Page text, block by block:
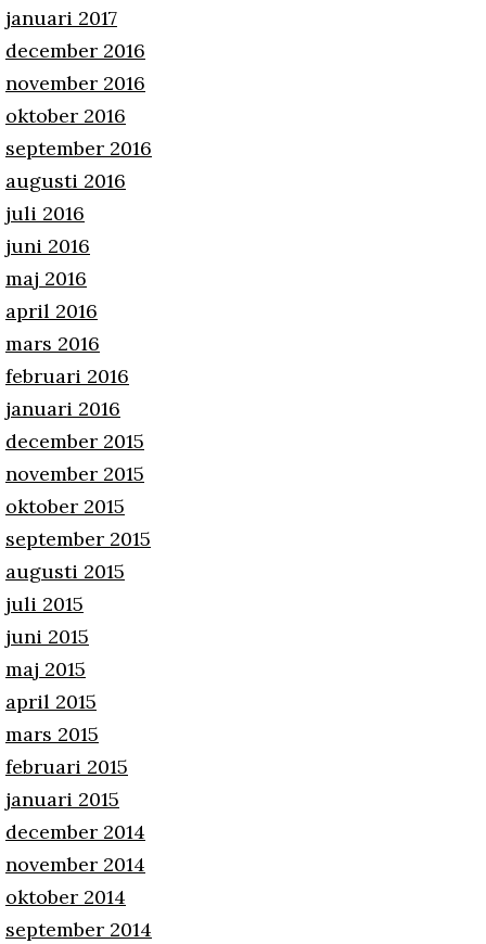
januari 2017
december 2016
november 2016
oktober 2016
september 2016
augusti 2016
juli 2016
juni 2016
maj 2016
april 2016
mars 2016
februari 2016
januari 2016
december 2015
november 2015
oktober 2015
september 2015
augusti 2015
juli 2015
juni 2015
maj 2015
april 2015
mars 2015
februari 2015
januari 2015
december 2014
november 2014
oktober 2014
september 2014